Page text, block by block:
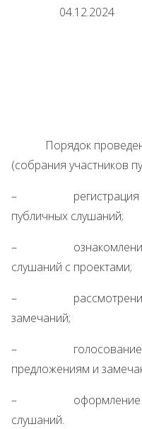
04.12.2024
Порядок
(собрания участников
– регистрация
публичных слушаний;
– ознакомление
слушаний с проектами;
– рассмотрение
замечаний;
– голосование по
предложениям и
– оформление
слушаний.